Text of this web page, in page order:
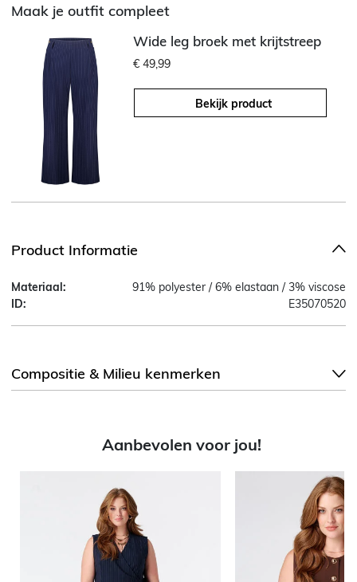
Maak je outfit compleet
Wide leg broek met krijtstreep
€ 49,99
Bekijk product
Product Informatie
Materiaal:
91% polyester / 6% elastaan / 3% viscose
ID:
E35070520
Compositie & Milieu kenmerken
Aanbevolen voor jou!